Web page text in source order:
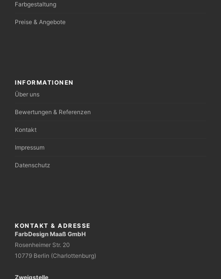
Farbgestaltung
Preise & Angebote
INFORMATIONEN
Über uns
Bewertungen & Referenzen
Kontakt
Impressum
Datenschutz
KONTAKT & ADRESSE
FarbDesign Maaß GmbH
Rosenheimer Str. 20
10779 Berlin (Charlottenburg)
Zweigstelle